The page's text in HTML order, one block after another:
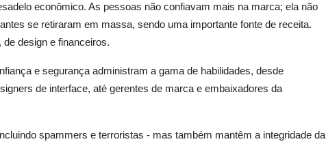
econômico. As pessoas não confiavam mais na marca; ela não
se retiraram em massa, sendo uma importante fonte de receita.
design e financeiros.
e segurança administram a gama de habilidades, desde
de interface, até gerentes de marca e embaixadores da
spammers e terroristas - mas também mantêm a integridade da